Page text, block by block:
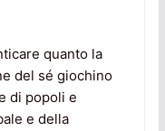
quanto la
del sé giochino
di popoli e
e della